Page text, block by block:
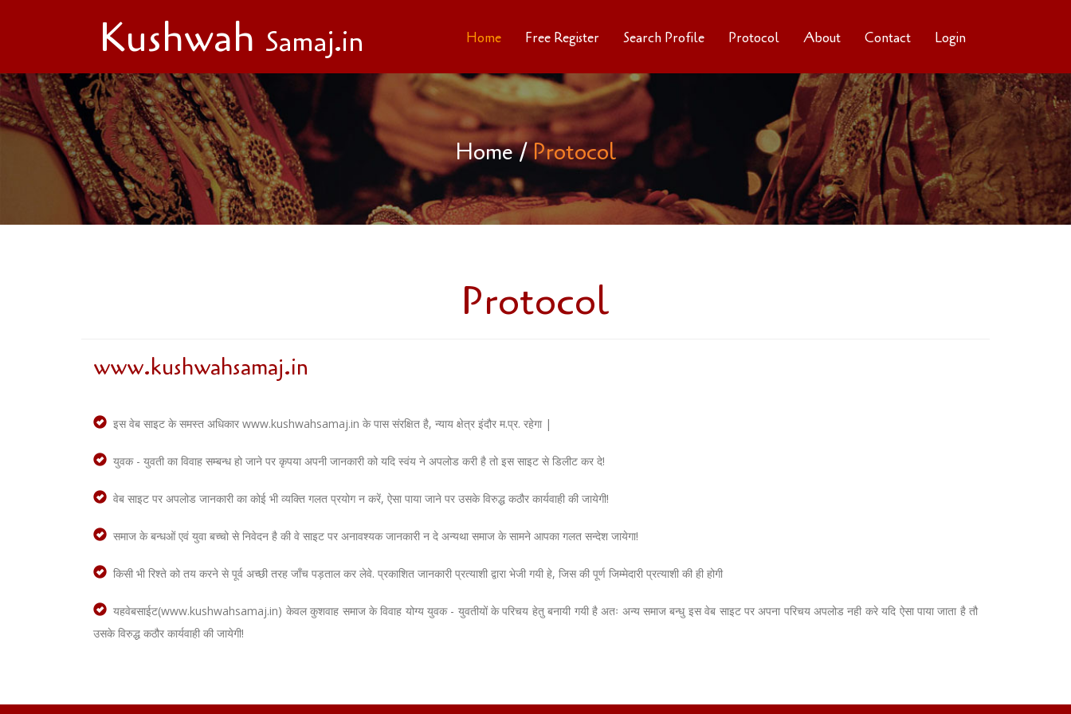
Kushwah Samaj.in Home Free Register Search Profile Protocol About Contact Login
Home/Protocol
Protocol
www.kushwahsamaj.in
इस वेब साइट के समस्त अधिकार www.kushwahsamaj.in के पास संरक्षित है, न्याय क्षेत्र इंदौर म.प्र. रहेगा |
युवक - युवती का विवाह सम्बन्ध हो जाने पर कृपया अपनी जानकारी को यदि स्वंय ने अपलोड करी है तो इस साइट से डिलीट कर दे!
वेब साइट पर अपलोड जानकारी का कोई भी व्यक्ति गलत प्रयोग न करें, ऐसा पाया जाने पर उसके विरुद्ध कठौर कार्यवाही की जायेगी!
समाज के बन्धओं एवं युवा बच्चो से निवेदन है की वे साइट पर अनावश्यक जानकारी न दे अन्यथा समाज के सामने आपका गलत सन्देश जायेगा!
किसी भी रिश्ते को तय करने से पूर्व अच्छी तरह जाँच पड़ताल कर लेवे. प्रकाशित जानकारी प्रत्याशी द्वारा भेजी गयी हे, जिस की पूर्ण जिम्मेदारी प्रत्याशी की ही होगी
यहवेबसाईट(www.kushwahsamaj.in) केवल कुशवाह समाज के विवाह योग्य युवक - युवतीयों के परिचय हेतु बनायी गयी है अतः अन्य समाज बन्धु इस वेब साइट पर अपना परिचय अपलोड नही करे यदि ऐसा पाया जाता है तौ
उसके विरुद्ध कठौर कार्यवाही की जायेगी!